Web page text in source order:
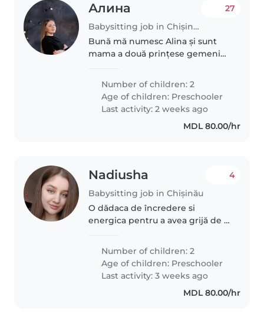
Алина
Babysitting job in Chișinău
27
Bună mă numesc Alina și sunt
mama a două prințese gemeni
a învăța ceva nou și forțe active .
Number of children: 2
Age of children: Preschooler
Last activity: 2 weeks ago
MDL 80.00/hr
Nadiusha
Babysitting job in Chișinău
4
O dădaca de încredere si
energica pentru a avea grijă de 2
Number of children: 2
Age of children: Preschooler
Last activity: 3 weeks ago
MDL 80.00/hr